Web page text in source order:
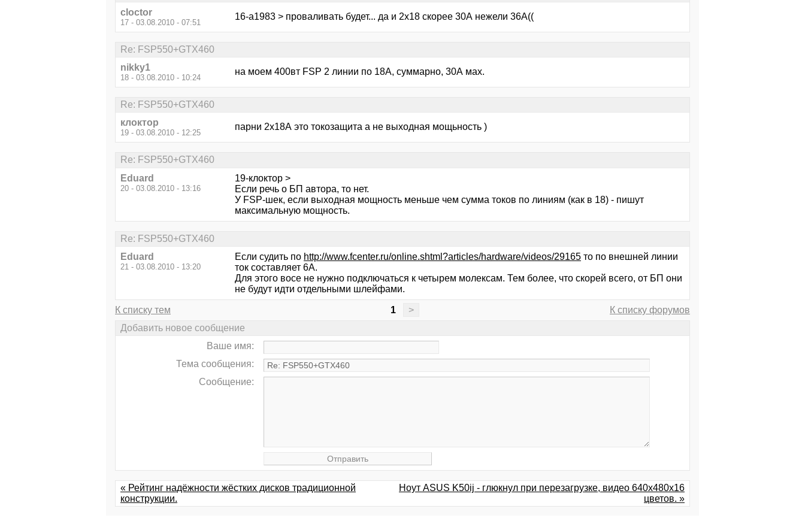
cloctor
17 - 03.08.2010 - 07:51
16-a1983 > проваливать будет... да и 2х18 скорее 30А нежели 36А((
Re: FSP550+GTX460
nikky1
18 - 03.08.2010 - 10:24
на моем 400вт FSP 2 линии по 18А, суммарно, 30А мах.
Re: FSP550+GTX460
клоктор
19 - 03.08.2010 - 12:25
парни 2х18А это токозащита а не выходная мощьность )
Re: FSP550+GTX460
Eduard
20 - 03.08.2010 - 13:16
19-клоктор >
Если речь о БП автора, то нет.
У FSP-шек, если выходная мощность меньше чем сумма токов по линиям (как в 18) - пишут
максимальную мощность.
Re: FSP550+GTX460
Eduard
21 - 03.08.2010 - 13:20
Если судить по http://www.fcenter.ru/online.shtml?articles/hardware/videos/29165 то по внешней линии
ток составляет 6А.
Для этого восе не нужно подключаться к четырем молексам. Тем более, что скорей всего, от БП они
не будут идти отдельными шлейфами.
К списку тем 1 >
К списку форумов
Добавить новое сообщение
Ваше имя:
Тема сообщения:
Сообщение:
« Рейтинг надёжности жёстких дисков традиционной
конструкции.
Ноут ASUS K50ij - глюкнул при перезагрузке, видео 640х480х16
цветов. »